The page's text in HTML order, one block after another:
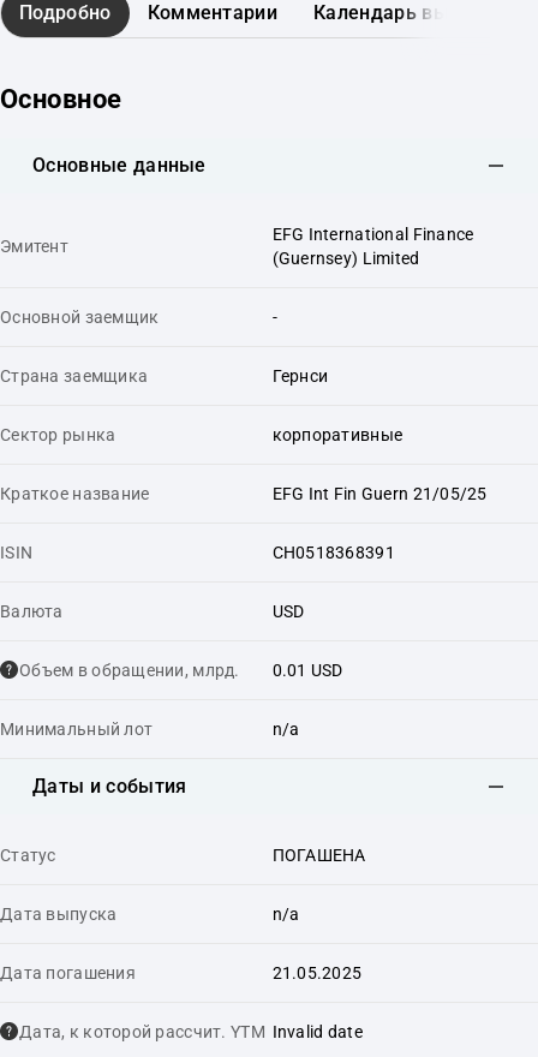
Подробно Комментарии Календарь выплат
Основное
Основные данные
Эмитент
EFG International Finance
(Guernsey) Limited
Основной заемщик -
Страна заемщика Гернси
Сектор рынка корпоративные
Краткое название EFG Int Fin Guern 21/05/25
ISIN CH0518368391
Валюта USD
Объем в обращении, млрд. 0.01 USD
Минимальный лот n/a
Даты и события
Статус ПОГАШЕНА
Дата выпуска n/a
Дата погашения 21.05.2025
Дата, к которой рассчит. YTM Invalid date